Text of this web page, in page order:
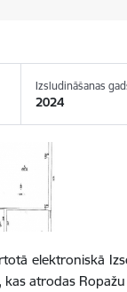
Izsludināšanas
2024
elektroniskā
, kas atrodas